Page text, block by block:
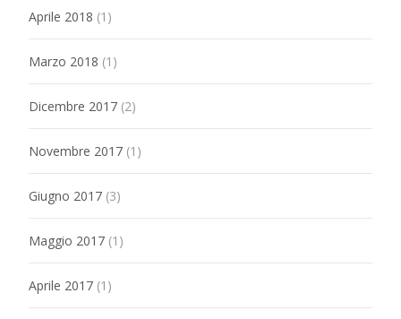
Aprile 2018 (1)
Marzo 2018 (1)
Dicembre 2017 (2)
Novembre 2017 (1)
Giugno 2017 (3)
Maggio 2017 (1)
Aprile 2017 (1)